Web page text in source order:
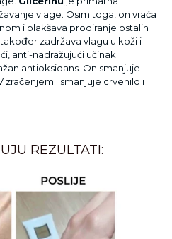
vlage. Osim toga, on vraća
i olakšava prodiranje ostalih
također zadržava vlagu u koži i
anti-nadražujući učinak.
antioksidans. On smanjuje
zračenjem i smanjuje crvenilo i
REZULTATI: